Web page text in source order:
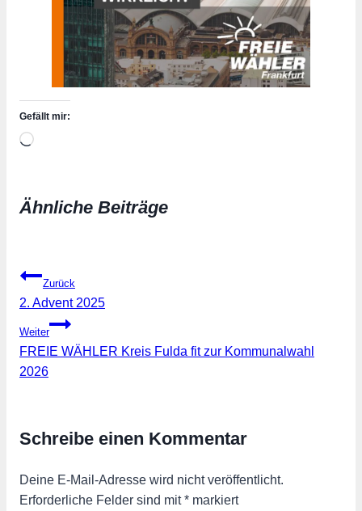
Gefällt mir:
Wird
Ähnliche Beiträge
Beitragsnavigation
Zurück
2. Advent 2025
Weiter
FREIE WÄHLER Kreis Fulda fit zur Kommunalwahl
2026
Schreibe einen Kommentar
Deine E-Mail-Adresse wird nicht veröffentlicht.
Erforderliche Felder sind mit* markiert